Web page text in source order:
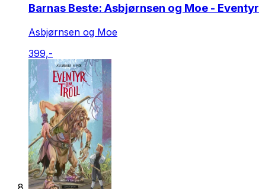
Barnas Beste: Asbjørnsen og Moe - Eventyr
Asbjørnsen og Moe
399,-